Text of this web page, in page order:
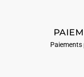
Paiements